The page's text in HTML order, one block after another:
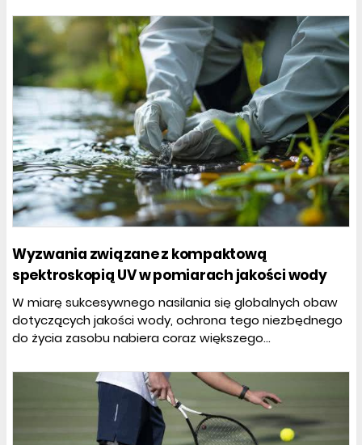
Wyzwania związane z kompaktową
spektroskopią UV w pomiarach jakości wody
W miarę sukcesywnego nasilania się globalnych obaw
dotyczących jakości wody, ochrona tego niezbędnego
do życia zasobu nabiera coraz większego...